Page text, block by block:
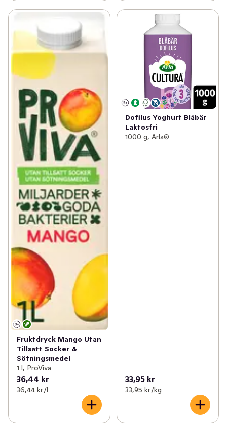
Fruktdryck Mango Utan
Tillsatt Socker &
Sötningsmedel
1 l, ProViva
36,44 kr
36,44 kr /l
Dofilus Yoghurt Blåbär
Laktosfri
1000 g, Arla®
33,95 kr
33,95 kr /kg